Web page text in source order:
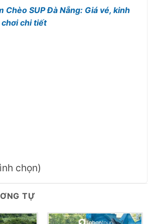
Chèo SUP Đà Nẵng: Giá vé, kinh
chi tiết
chọn)
TỰ